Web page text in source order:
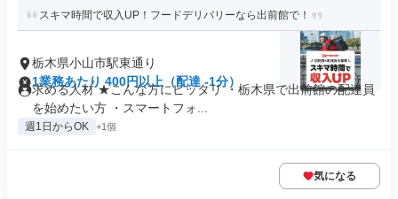
スキマ時間で収入UP！フードデリバリーなら出前館で！
栃木県小山市駅東通り
1業務あたり 400円以上（配達 -1分）
求める人材 ★こんな方にピッタリ ・栃木県で出前館の配達員
を始めたい方 ・スマートフォ...
週1日からOK +1個
気になる